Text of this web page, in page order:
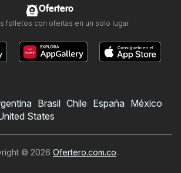
Ofertero
folletos con ofertas en un solo lugar
Brasil Chile España México
States
© 2026 Ofertero.com.co.